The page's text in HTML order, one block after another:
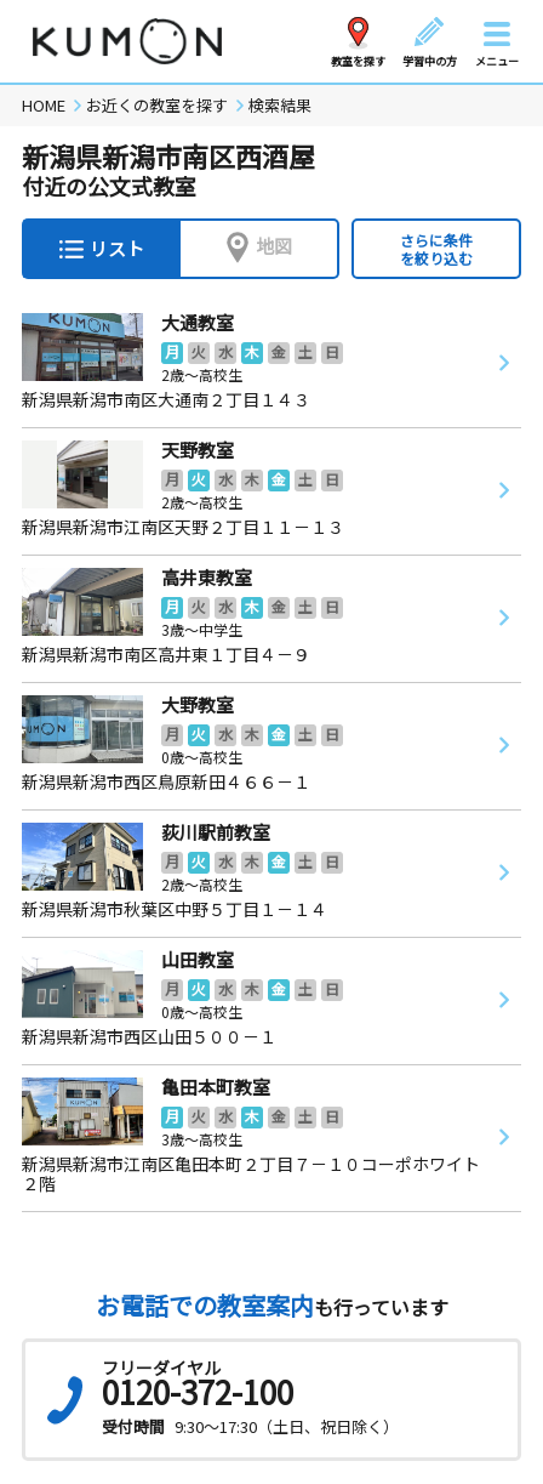
教室を探す 学習中の方 メニュー
HOME お近くの教室を探す 検索結果
新潟県新潟市南区西酒屋
付近の公文式教室
リスト 地図
さらに条件
を絞り込む
大通教室
月 火 水 木 金 土
日
2歳～高校生
新潟県新潟市南区大通南２丁目１４３
天野教室
月 火 水 木 金 土
日
2歳～高校生
新潟県新潟市江南区天野２丁目１１－１３
高井東教室
月 火 水 木 金 土
日
3歳～中学生
新潟県新潟市南区高井東１丁目４－９
大野教室
月 火 水 木 金 土
日
0歳～高校生
新潟県新潟市西区鳥原新田４６６－１
荻川駅前教室
月 火 水 木 金 土
日
2歳～高校生
新潟県新潟市秋葉区中野５丁目１－１４
山田教室
月 火 水 木 金 土
日
0歳～高校生
新潟県新潟市西区山田５００－１
亀田本町教室
月 火 水 木 金 土
日
3歳～高校生
新潟県新潟市江南区亀田本町２丁目７－１０コーポホワイト
２階
お電話での教室案内も行っています
フリーダイヤル
0120-372-100
受付時間 9:30～17:30（土日、祝日除く）